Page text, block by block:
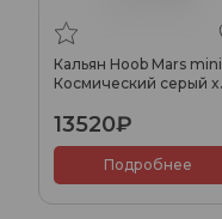
Кальян Hoob Mars mini
Космический серый x
13520₽
Подробнее